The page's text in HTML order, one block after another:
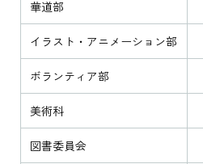
華道部
イラスト・アニメーション部
ボランティア部
美術科
図書委員会